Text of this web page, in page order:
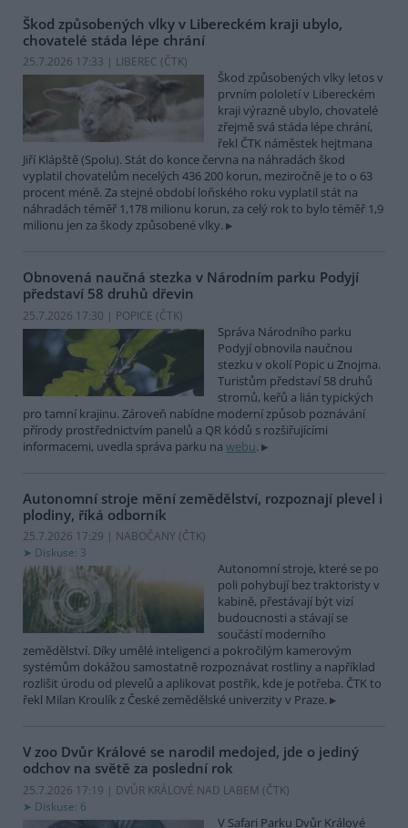
Škod způsobených vlky v Libereckém kraji ubylo,
chovatelé stáda lépe chrání
25.7.2026 17:33 | LIBEREC (ČTK)
Škod způsobených vlky letos v
prvním pololetí v Libereckém
kraji výrazně ubylo, chovatelé
zřejmě svá stáda lépe chrání,
řekl ČTK náměstek hejtmana
Jiří Klápště (Spolu). Stát do konce června na náhradách škod
vyplatil chovatelům necelých 436 200 korun, meziročně je to o 63
procent méně. Za stejné období loňského roku vyplatil stát na
náhradách téměř 1,178 milionu korun, za celý rok to bylo téměř 1,9
milionu jen za škody způsobené vlky.
Obnovená naučná stezka v Národním parku Podyjí
představí 58 druhů dřevin
25.7.2026 17:30 | POPICE (ČTK)
Správa Národního parku
Podyjí obnovila naučnou
stezku v okolí Popic u Znojma.
Turistům představí 58 druhů
stromů, keřů a lián typických
pro tamní krajinu. Zároveň nabídne moderní způsob poznávání
přírody prostřednictvím panelů a QR kódů s rozšiřujícími
informacemi, uvedla správa parku na webu.
Autonomní stroje mění zemědělství, rozpoznají plevel i
plodiny, říká odborník
25.7.2026 17:29 | NABOČANY (ČTK)
Diskuse: 3
Autonomní stroje, které se po
poli pohybují bez traktoristy v
kabině, přestávají být vizí
budoucnosti a stávají se
součástí moderního
zemědělství. Díky umělé inteligenci a pokročilým kamerovým
systémům dokážou samostatně rozpoznávat rostliny a například
rozlišit úrodu od plevelů a aplikovat postřik, kde je potřeba. ČTK to
řekl Milan Kroulík z České zemědělské univerzity v Praze.
V zoo Dvůr Králové se narodil medojed, jde o jediný
odchov na světě za poslední rok
25.7.2026 17:19 | DVŮR KRÁLOVÉ NAD LABEM (ČTK)
Diskuse: 6
V Safari Parku Dvůr Králové